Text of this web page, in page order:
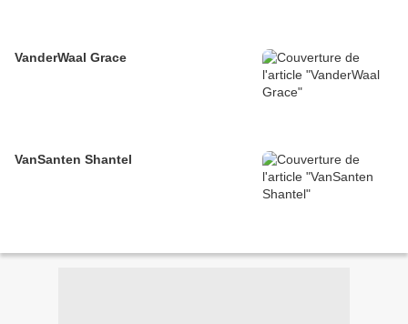
VanderWaal Grace
VanSanten Shantel